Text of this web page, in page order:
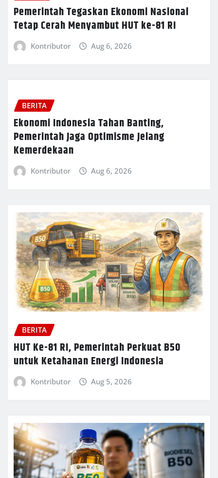
Pemerintah Tegaskan Ekonomi Nasional
Tetap Cerah Menyambut HUT ke-81 RI
Kontributor Aug 6, 2026
BERITA
Ekonomi Indonesia Tahan Banting,
Pemerintah Jaga Optimisme Jelang
Kemerdekaan
Kontributor Aug 6, 2026
BERITA
HUT Ke-81 RI, Pemerintah Perkuat B50
untuk Ketahanan Energi Indonesia
Kontributor Aug 5, 2026